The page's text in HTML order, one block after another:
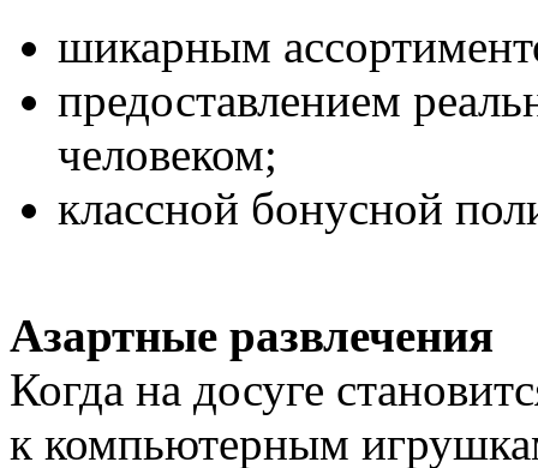
шикарным
предоставлением
человеком;
классной бонусной
Азартные развлечения
Когда на досуге
к компьютерным